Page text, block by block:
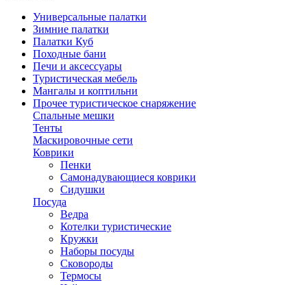
Универсальные палатки
Зимние палатки
Палатки Куб
Походные бани
Печи и аксессуары
Туристическая мебель
Мангалы и коптильни
Прочее туристическое снаряжение
Спальные мешки
Тенты
Маскировочные сети
Коврики
Пенки
Самонадувающиеся коврики
Сидушки
Посуда
Ведра
Котелки туристические
Кружки
Наборы посуды
Сковороды
Термосы